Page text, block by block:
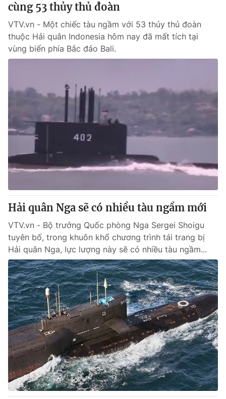
cùng 53 thủy thủ đoàn
VTV.vn - Một chiếc tàu ngầm với 53 thủy thủ đoàn
thuộc Hải quân Indonesia hôm nay đã mất tích tại
vùng biển phía Bắc đảo Bali.
Hải quân Nga sẽ có nhiều tàu ngầm mới
VTV.vn - Bộ trưởng Quốc phòng Nga Sergei Shoigu
tuyên bố, trong khuôn khổ chương trình tái trang bị
Hải quân Nga, lực lượng này sẽ có nhiều tàu ngầm...